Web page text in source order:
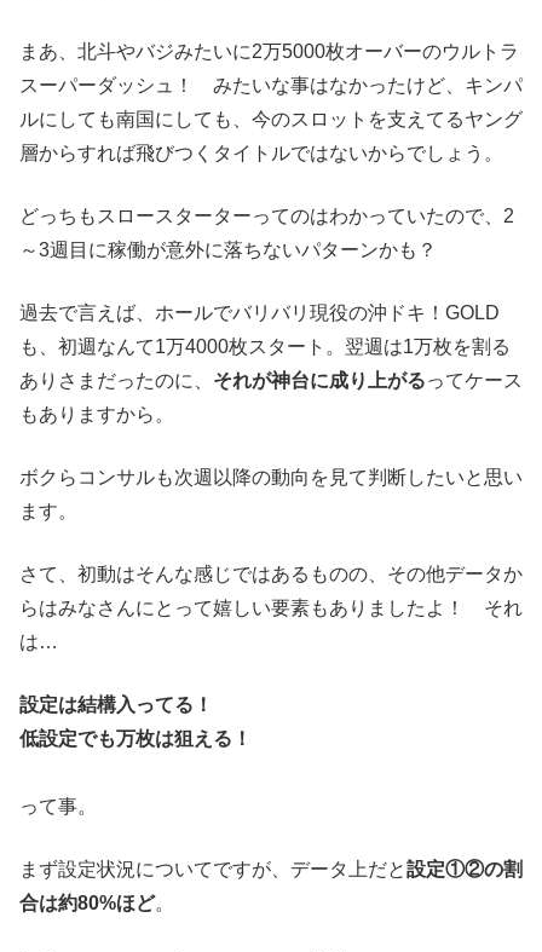
まあ、北斗やバジみたいに2万5000枚オーバーのウルトラ
スーパーダッシュ！ みたいな事はなかったけど、キンパ
ルにしても南国にしても、今のスロットを支えてるヤング
層からすれば飛びつくタイトルではないからでしょう。
どっちもスロースターターってのはわかっていたので、2
～3週目に稼働が意外に落ちないパターンかも？
過去で言えば、ホールでバリバリ現役の沖ドキ！GOLD
も、初週なんて1万4000枚スタート。翌週は1万枚を割る
ありさまだったのに、 それが神台に成り上がるってケース
もありますから。
ボクらコンサルも次週以降の動向を見て判断したいと思い
ます。
さて、初動はそんな感じではあるものの、その他データか
らはみなさんにとって嬉しい要素もありましたよ！ それ
は…
設定は結構入ってる！
低設定でも万枚は狙える！
って事。
まず設定状況についてですが、データ上だと設定①②の割
合は約80%ほど。